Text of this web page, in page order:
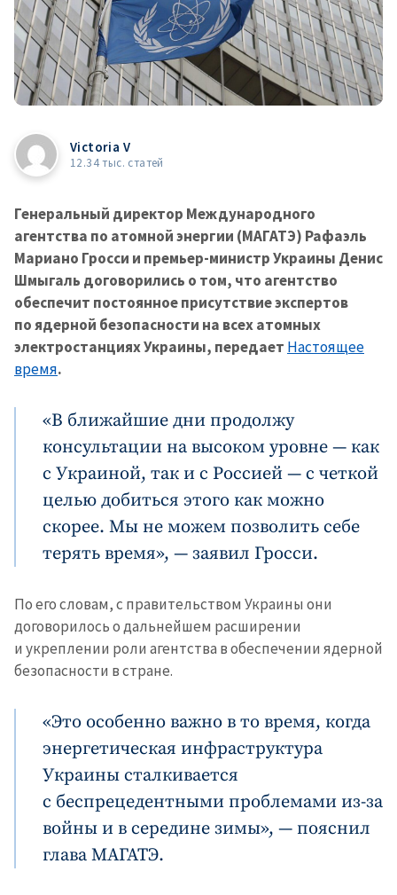
Victoria V
12.34 тыс. статей
Генеральный директор Международного
агентства по атомной энергии (МАГАТЭ) Рафаэль
Мариано Гросси и премьер-министр Украины Денис
Шмыгаль договорились о том, что агентство
обеспечит постоянное присутствие экспертов
по ядерной безопасности на всех атомных
электростанциях Украины, передает Настоящее
время.
«В ближайшие дни продолжу
консультации на высоком уровне — как
с Украиной, так и с Россией — с четкой
целью добиться этого как можно
скорее. Мы не можем позволить себе
терять время», — заявил Гросси.
По его словам, с правительством Украины они
договорилось о дальнейшем расширении
и укреплении роли агентства в обеспечении ядерной
безопасности в стране.
«Это особенно важно в то время, когда
энергетическая инфраструктура
Украины сталкивается
с беспрецедентными проблемами из-за
войны и в середине зимы», — пояснил
глава МАГАТЭ.